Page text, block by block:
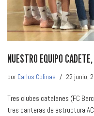
NUESTRO EQUIPO
por Carlos Colinas 22 junio,
Tres clubes catalanes (FC
tres canteras de estructura